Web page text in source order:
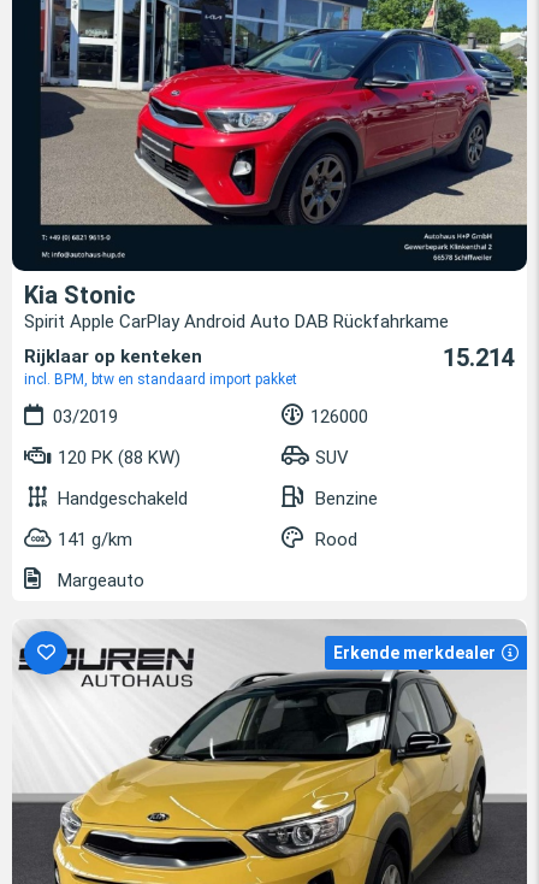
Kia Stonic
Spirit Apple CarPlay Android Auto DAB Rückfahrkame
Rijklaar op kenteken
incl. BPM, btw en standaard import pakket
15.214
03/2019
126000
120 PK (88 KW)
SUV
Handgeschakeld
Benzine
141 g/km
Rood
Margeauto
Erkende merkdealer